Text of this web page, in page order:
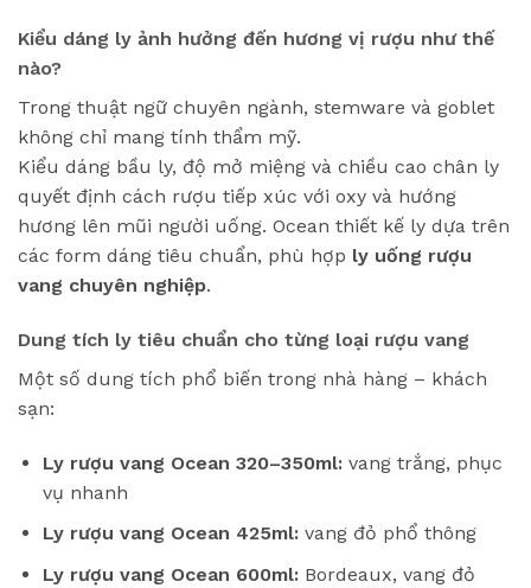
Kiểu dáng ly ảnh hưởng đến hương vị rượu như thế
nào?
Trong thuật ngữ chuyên ngành, stemware và goblet
không chỉ mang tính thẩm mỹ.
Kiểu dáng bầu ly, độ mở miệng và chiều cao chân ly
quyết định cách rượu tiếp xúc với oxy và hướng
hương lên mũi người uống. Ocean thiết kế ly dựa trên
các form dáng tiêu chuẩn, phù hợp ly uống rượu
vang chuyên nghiệp.
Dung tích ly tiêu chuẩn cho từng loại rượu vang
Một số dung tích phổ biến trong nhà hàng – khách
sạn:
Ly rượu vang Ocean 320–350ml:vang trắng, phục
vụ nhanh
Ly rượu vang Ocean 425ml:vang đỏ phổ thông
Ly rượu vang Ocean 600ml:Bordeaux, vang đỏ